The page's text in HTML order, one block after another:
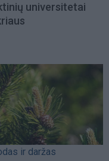
universitetai
ir daržas